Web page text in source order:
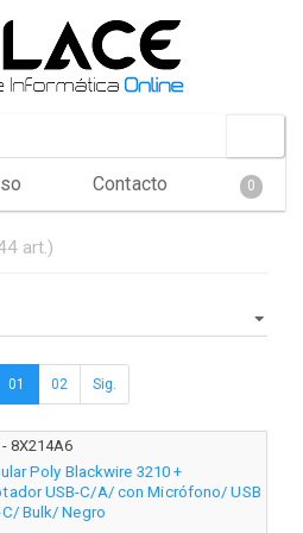
Contacto 0
art.)
01 02 Sig.
- 8X214A6
Poly Blackwire 3210 +
USB-C/A/ con Micrófono/ USB
Bulk/ Negro